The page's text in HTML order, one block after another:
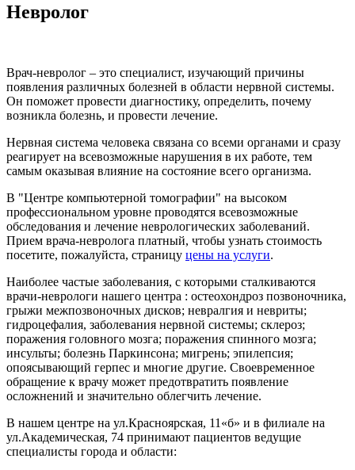
Невролог
Врач-невролог – это специалист, изучающий причины
появления различных болезней в области нервной системы.
Он поможет провести диагностику, определить, почему
возникла болезнь, и провести лечение.
Нервная система человека связана со всеми органами и сразу
реагирует на всевозможные нарушения в их работе, тем
самым оказывая влияние на состояние всего организма.
В "Центре компьютерной томографии" на высоком
профессиональном уровне проводятся всевозможные
обследования и лечение неврологических заболеваний.
Прием врача-невролога платный, чтобы узнать стоимость
посетите, пожалуйста, страницу цены на услуги.
Наиболее частые заболевания, с которыми сталкиваются
врачи-неврологи нашего центра : остеохондроз позвоночника,
грыжи межпозвоночных дисков; невралгия и невриты;
гидроцефалия, заболевания нервной системы; склероз;
поражения головного мозга; поражения спинного мозга;
инсульты; болезнь Паркинсона; мигрень; эпилепсия;
опоясывающий герпес и многие другие. Своевременное
обращение к врачу может предотвратить появление
осложнений и значительно облегчить лечение.
В нашем центре на ул.Красноярская, 11«б» и в филиале на
ул.Академическая, 74 принимают пациентов ведущие
специалисты города и области: